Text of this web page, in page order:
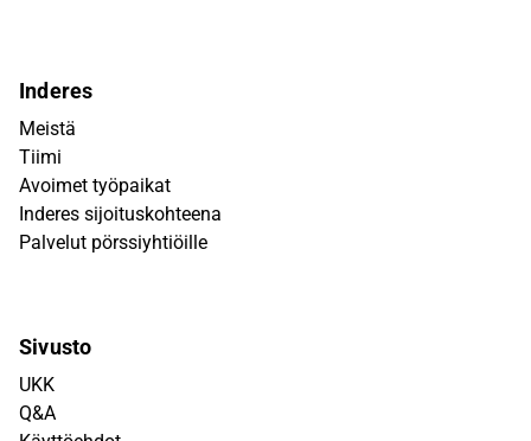
Inderes
Meistä
Tiimi
Avoimet työpaikat
Inderes sijoituskohteena
Palvelut pörssiyhtiöille
Sivusto
UKK
Q&A